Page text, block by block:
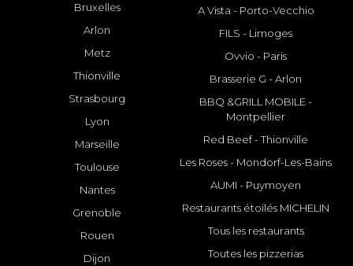
Bruxelles
Arlon
Metz
Thionville
Strasbourg
Lyon
Marseille
Toulouse
Nantes
Grenoble
Rouen
Dijon
A Vista - Porto-Vecchio
FILS - Limoges
Ovvio - Paris
Brasserie G - Arlon
BBQ &GRILL MOBILE -
Montpellier
Red Beef - Thionville
Les Roses - Mondorf-Les-Bains
AUMI - Puymoyen
Restaurants étoilés MICHELIN
Tous les restaurants
Toutes les pizzerias